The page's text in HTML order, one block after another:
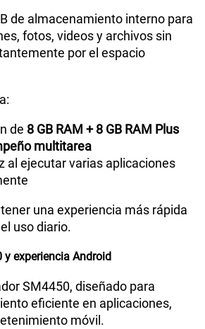
de almacenamiento interno para
fotos, videos y archivos sin
por el espacio
de 8 GB RAM + 8 GB RAM Plus
multitarea
al ejecutar varias aplicaciones
una experiencia más rápida
uso diario.
y experiencia Android
SM4450, diseñado para
eficiente en aplicaciones,
móvil.